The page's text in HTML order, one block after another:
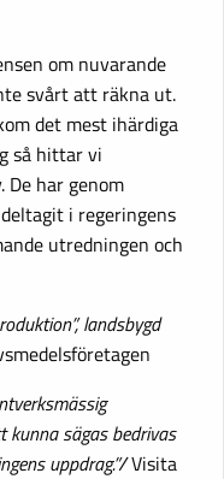
om nuvarande
svårt att räkna ut.
det mest ihärdiga
så hittar vi
De har genom
i regeringens
utredningen och
landsbygd
sägas bedrivas
uppdrag.”/Visita